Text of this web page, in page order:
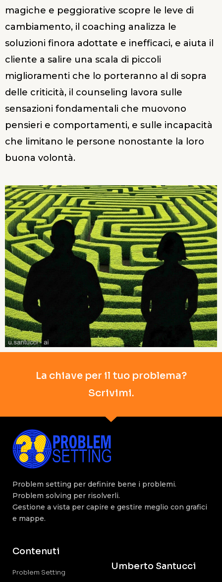
magiche e peggiorative scopre le leve di
cambiamento, il coaching analizza le
soluzioni finora adottate e inefficaci, e aiuta il
cliente a salire una scala di piccoli
miglioramenti che lo porteranno al di sopra
delle criticità, il counseling lavora sulle
sensazioni fondamentali che muovono
pensieri e comportamenti, e sulle incapacità
che limitano le persone nonostante la loro
buona volontà.
La chiave per il tuo problema?
Scrivimi.
Problem setting per definire bene i problemi.
Problem solving per risolverli.
Gestione a vista per capire e gestire meglio con grafici
e mappe.
Contenuti
Problem Setting
Umberto Santucci